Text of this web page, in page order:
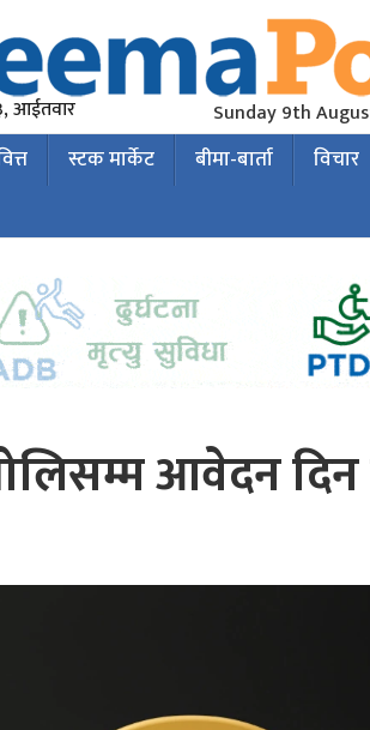
आईतवार Sunday 9th
स्टक मार्केट बीमा-बार्ता विचार
आवेदन